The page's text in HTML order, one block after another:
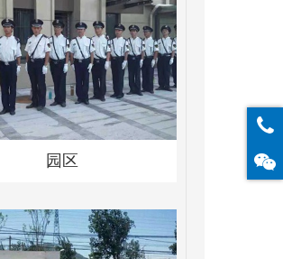
园区